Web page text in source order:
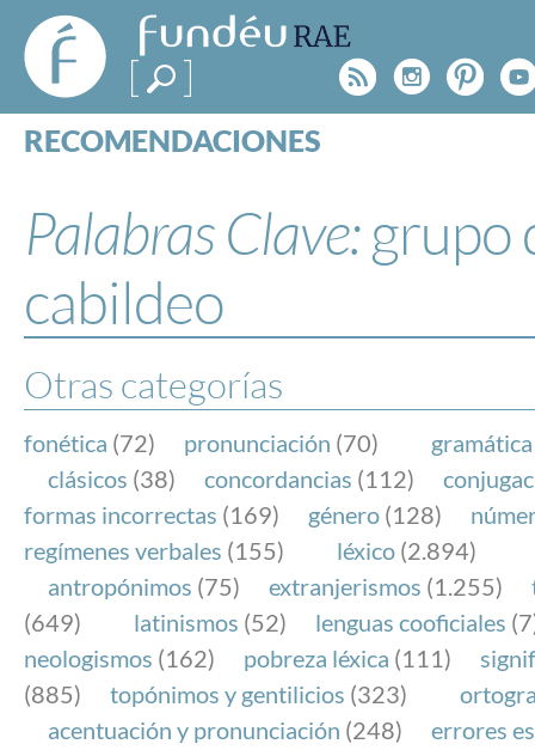
FundéuRAE
- Fundación
del Español
Urgente
Rss
RECOMENDACIONES
ESPECIALES
BLOG
NOTICIAS
FundéuRAE es una fundación patrocinada por la
y la Real Academia Española, cuyo objetivo es
el buen uso del español en los medios de
Internet.
Palabras Clave:grupo
cabildeo
Otras categorías
fonética (72) pronunciación (70) gramática
clásicos (38) concordancias (112)
formas incorrectas (169) género (128)
regímenes verbales (155) léxico (2.894)
antropónimos (75) extranjerismos (1.255)
(649)
latinismos (52) lenguas cooficiales
neologismos (162) pobreza léxica (111)
(885)
topónimos y gentilicios (323)
acentuación y pronunciación (248)
errores